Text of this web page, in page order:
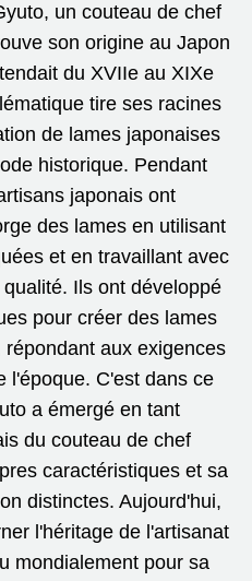
un couteau de chef
son origine au Japon
du XVIIe au XIXe
tire ses racines
de lames japonaises
historique. Pendant
japonais ont
des lames en utilisant
et en travaillant avec
Ils ont développé
pour créer des lames
aux exigences
l'époque. C'est dans ce
a émergé en tant
du couteau de chef
caractéristiques et sa
distinctes. Aujourd'hui,
l'héritage de l'artisanat
mondialement pour sa